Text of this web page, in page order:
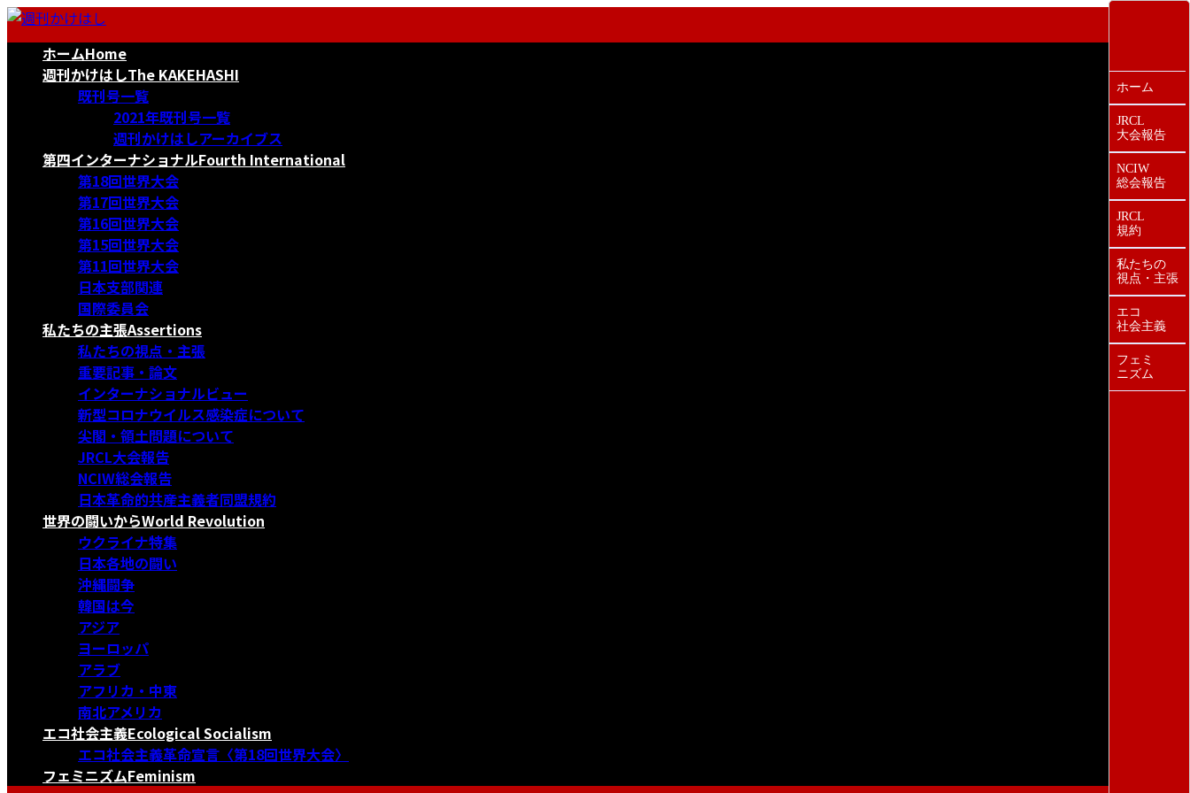
コ
ナ
ホームHome
週刊かけはしThe KAKEHASHI
既刊号一覧
2021年既刊号一覧
週刊かけはしアーカイブス
第四インターナショナルFourth International
第18回世界大会
第17回世界大会
第16回世界大会
第15回世界大会
第11回世界大会
日本支部関連
国際委員会
私たちの主張Assertions
私たちの視点・主張
重要記事・論文
インターナショナルビュー
新型コロナウイルス感染症について
尖閣・領土問題について
JRCL大会報告
NCIW総会報告
日本革命的共産主義者同盟規約
世界の闘いからWorld Revolution
ウクライナ特集
日本各地の闘い
沖縄闘争
韓国は今
アジア
ヨーロッパ
アラブ
アフリカ・中東
南北アメリカ
エコ社会主義Ecological Socialism
エコ社会主義革命宣言〈第18回世界大会〉
フェミニズムFeminism
ホーム
JRCL
大会報告
NCIW
総会報告
JRCL
規約
私たちの
視点・主張
エコ
社会主義
フェミ
ニズム